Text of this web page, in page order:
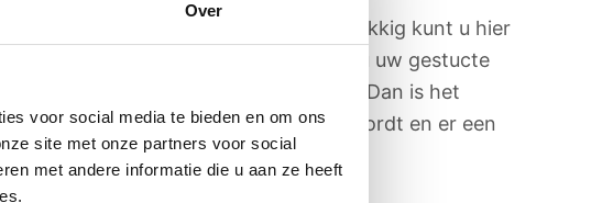
Over
voor social media te bieden en om ons
site met onze partners voor social
met andere informatie die u aan ze heeft
beschadigd raken door stoten. Gelukkig kunt u hier
de muren te plaatsen, beschermt u uw gestucte
dat het stucwerk beschadigd is? Dan is het
u dat de beschadiging erger wordt en er een